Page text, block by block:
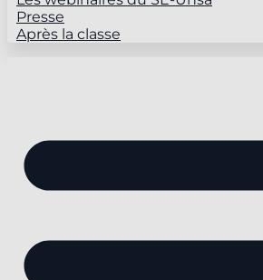
Presse
Après la classe